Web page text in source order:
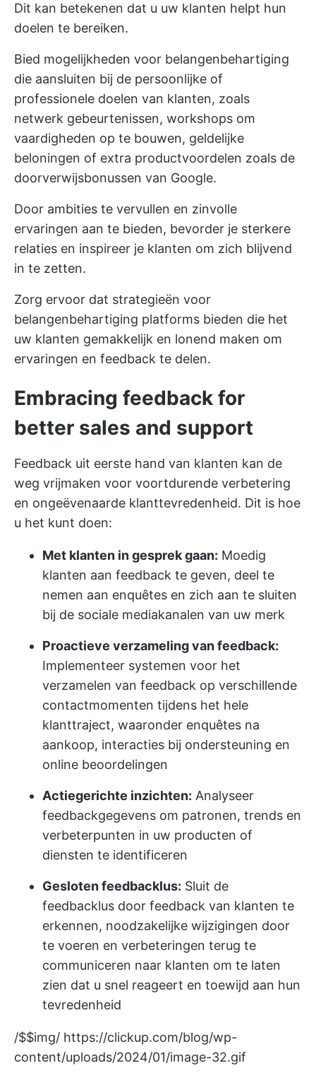
Dit kan betekenen dat u uw klanten helpt hun
doelen te bereiken.
Bied mogelijkheden voor belangenbehartiging
die aansluiten bij de persoonlijke of
professionele doelen van klanten, zoals
netwerk gebeurtenissen, workshops om
vaardigheden op te bouwen, geldelijke
beloningen of extra productvoordelen zoals de
doorverwijsbonussen van Google.
Door ambities te vervullen en zinvolle
ervaringen aan te bieden, bevorder je sterkere
relaties en inspireer je klanten om zich blijvend
in te zetten.
Zorg ervoor dat strategieën voor
belangenbehartiging platforms bieden die het
uw klanten gemakkelijk en lonend maken om
ervaringen en feedback te delen.
Embracing feedback for
better sales and support
Feedback uit eerste hand van klanten kan de
weg vrijmaken voor voortdurende verbetering
en ongeëvenaarde klanttevredenheid. Dit is hoe
u het kunt doen:
Met klanten in gesprek gaan: Moedig
klanten aan feedback te geven, deel te
nemen aan enquêtes en zich aan te sluiten
bij de sociale mediakanalen van uw merk
Proactieve verzameling van feedback:
Implementeer systemen voor het
verzamelen van feedback op verschillende
contactmomenten tijdens het hele
klanttraject, waaronder enquêtes na
aankoop, interacties bij ondersteuning en
online beoordelingen
Actiegerichte inzichten: Analyseer
feedbackgegevens om patronen, trends en
verbeterpunten in uw producten of
diensten te identificeren
Gesloten feedbacklus: Sluit de
feedbacklus door feedback van klanten te
erkennen, noodzakelijke wijzigingen door
te voeren en verbeteringen terug te
communiceren naar klanten om te laten
zien dat u snel reageert en toewijd aan hun
tevredenheid
/$$img/ https://clickup.com/blog/wp-
content/uploads/2024/01/image-32.gif